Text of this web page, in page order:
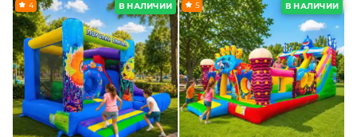
В НАЛИЧИИ
4 В НАЛИЧИИ
5